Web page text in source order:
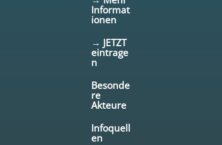
Informat
ionen
→ JETZT
eintrage
n
Besonde
re
Akteure
Infoquell
en